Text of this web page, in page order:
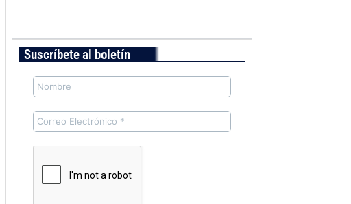
Suscríbete al boletín